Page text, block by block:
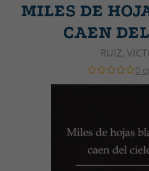
MILES DE
CAEN
RUIZ,
0